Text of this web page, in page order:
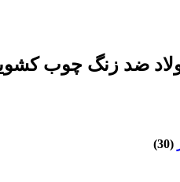
(30)